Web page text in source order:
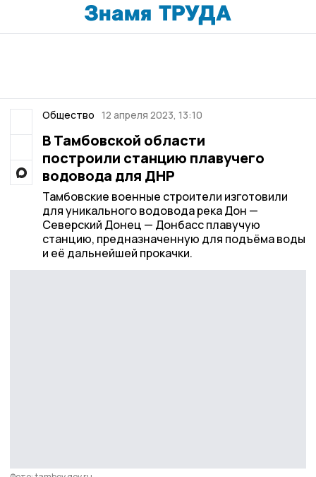
Общество 12 апреля 2023, 13:10
В Тамбовской области
построили станцию плавучего
водовода для ДНР
Тамбовские военные строители изготовили
для уникального водовода река Дон —
Северский Донец — Донбасс плавучую
станцию, предназначенную для подъёма воды
и её дальнейшей прокачки.